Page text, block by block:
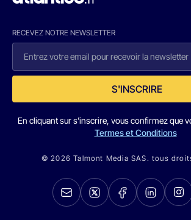
RECEVEZ NOTRE NEWSLETTER
S'INSCRIRE
En cliquant sur s'inscrire, vous confirmez que
Termes et Conditions
© 2026 Talmont Media SAS. tous